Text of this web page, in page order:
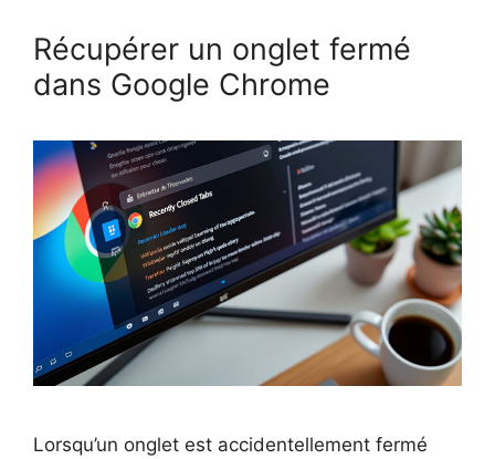
Récupérer un onglet fermé
dans Google Chrome
Lorsqu’un onglet est accidentellement fermé